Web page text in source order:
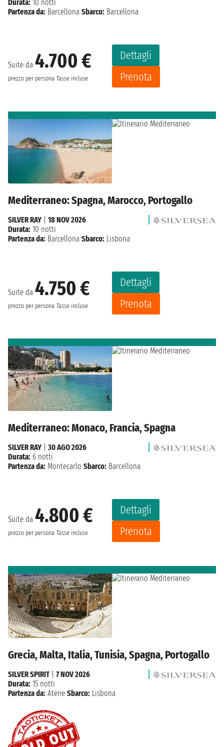
Suite da 4.700 €
prezzo per persona Tasse incluse
Dettagli
Prenota
Durata: 10 notti
Partenza da: Barcellona Sbarco: Barcellona
Mediterraneo: Spagna, Marocco, Portogallo
Suite da 4.750 €
prezzo per persona Tasse incluse
Dettagli
Prenota
SILVER RAY
18 NOV 2026
Durata: 10 notti
Partenza da: Barcellona Sbarco: Lisbona
Mediterraneo: Monaco, Francia, Spagna
Suite da 4.800 €
prezzo per persona Tasse incluse
Dettagli
Prenota
SILVER RAY
30 AGO 2026
Durata: 6 notti
Partenza da: Montecarlo Sbarco: Barcellona
Grecia, Malta, Italia, Tunisia, Spagna, Portogallo
SILVER SPIRIT| 7 NOV 2026
Durata: 15 notti
Partenza da: Atene Sbarco: Lisbona